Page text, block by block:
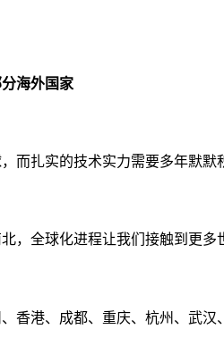
海外国家
而扎实的技术实力需要多年默默
，全球化进程让我们接触到更多
香港、成都、重庆、杭州、武